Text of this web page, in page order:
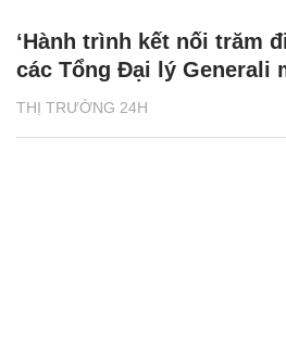
THỊ TRƯỜNG 24H
‘Hành trình kết nối trăm
các Tổng Đại lý Generali